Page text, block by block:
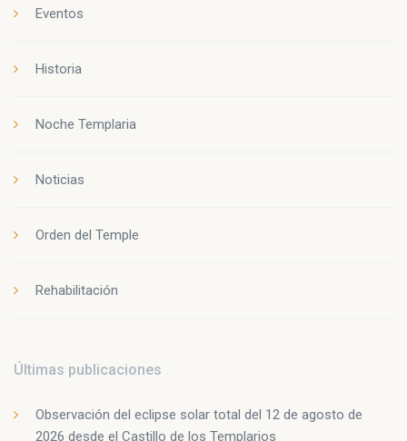
Eventos
Historia
Noche Templaria
Noticias
Orden del Temple
Rehabilitación
Últimas publicaciones
Observación del eclipse solar total del 12 de agosto de
2026 desde el Castillo de los Templarios